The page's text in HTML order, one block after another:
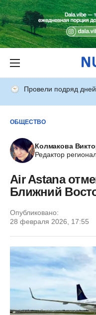
Провели подряд
ОБЩЕСТВО
Колмакова
Редактор
Air Astana
Ближний
Опубликовано:
28 февраля 2026, 17:55